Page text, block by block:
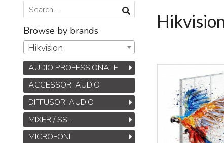
Browse by brands
Hikvision
AUDIO PROFESSIONALE
ACCESSORI AUDIO
DIFFUSORI AUDIO
MIXER / SSL
MICROFONI